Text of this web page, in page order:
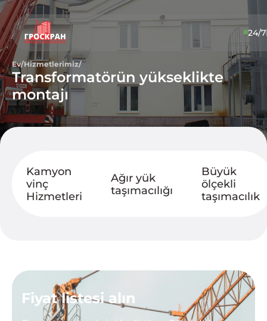
24/7
Ev/Hizmetlerimiz/
Transformatörün yükseklikte
montajı
Kamyon
vinç
Hizmetleri
Ağır yük
taşımacılığı
Büyük
ölçekli
taşımacılık
Fiyat listesi alın